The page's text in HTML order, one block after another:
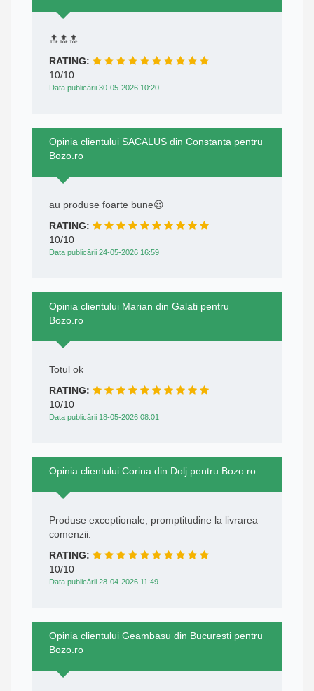
🔝🔝🔝
RATING:
10/10
Data publicării 30-05-2026 10:20
Opinia clientului SACALUS din Constanta pentru
Bozo.ro
au produse foarte bune😍
RATING:
10/10
Data publicării 24-05-2026 16:59
Opinia clientului Marian din Galati pentru
Bozo.ro
Totul ok
RATING:
10/10
Data publicării 18-05-2026 08:01
Opinia clientului Corina din Dolj pentru Bozo.ro
Produse exceptionale, promptitudine la livrarea
comenzii.
RATING:
10/10
Data publicării 28-04-2026 11:49
Opinia clientului Geambasu din Bucuresti pentru
Bozo.ro